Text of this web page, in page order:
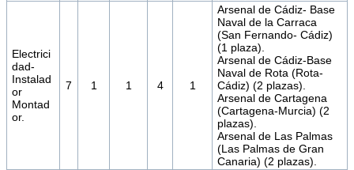
Electrici
dad-
Instalad
or
Montad
or.
7 1 1 4 1
Arsenal de Cádiz- Base
Naval de la Carraca
(San Fernando- Cádiz)
(1 plaza).
Arsenal de Cádiz-Base
Naval de Rota (Rota-
Cádiz) (2 plazas).
Arsenal de Cartagena
(Cartagena-Murcia) (2
plazas).
Arsenal de Las Palmas
(Las Palmas de Gran
Canaria) (2 plazas).